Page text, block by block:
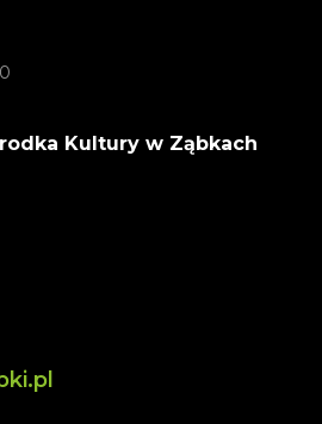
Kultury w Ząbkach